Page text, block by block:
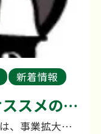
屋根修理の重要性とオススメの方法
このたび田中塗装ショールームは、事業拡大に伴い、これまでの幸町から小船越町へ移転いたしました。 日頃よりご愛顧いただいている皆さまには、心より感謝申し上げます。 なお、新店舗につきましては現在改装工事を行っており、誠に申し訳ございませんが、しばらくの間ご来店いただくことができません。そのため、ホームページ等からの来店予約につきましても、一時的に受付を停止させていただいております。また、お問い合わせにつきましてはこれまでどおり対応しておりますので、お電話やホームページよりお気軽にご連絡ください。 ご不便をおかけいたしますが、より良いショールームとして皆さまをお迎えできるよう準備を進めておりますので、何卒ご理解のほどよろしくお願い申し上げます。 営業再開や詳細につきましては、改めてご案内させていただきますので、今しばらくお待ちくださいませ。 屋根修理の重要性とオススメの方法を徹底解説！DIYのポイントもご紹介 みなさん、こんにちは！ 諫早市・大村市・長崎市で地域密着の事業を行っております、外壁塗装・屋根塗装・雨漏り補修専門店の田中塗装です。 「気づかないうちに屋根が劣化していた…」ということは実は少なくありません。 屋根は普段なかなか目に入らない場所だからこそ、定期的なメンテナンスがとても重要です。 今回は「屋根修理」に焦点を当てて、屋根の重要性や修理のタイミング、DIYの注意点、そして失敗しない業者選びのポイントまで、わかりやすく解説いたします！大切なお住まいを守るために、ぜひ最後までチェックしてみてくださいね。 1. なぜ屋根修理が必要なの？放置するリスクとは 屋根は、毎日休むことなく雨風や強い紫外線から私たちのお家を守ってくれる「盾」のような存在です。しかし、日々ダメージを受け続けるため、放置すると以下のような深刻なリスクが発生します。 雨漏りやカビの発生：ひび割れや隙間から雨水が侵入し、柱や壁を腐らせる原因になります。 家全体の寿命の縮小：構造部分が傷むと、建物の安全性そのものが脅かされます。 光熱費の悪化：屋根の断熱性が低下すると室温が外気に左右されやすくなります。
新着情報